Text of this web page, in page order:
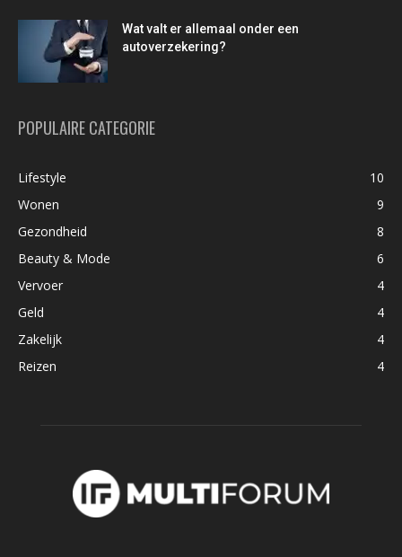
Wat valt er allemaal onder een
autoverzekering?
POPULAIRE CATEGORIE
Lifestyle
10
Wonen
9
Gezondheid
8
Beauty & Mode
6
Vervoer
4
Geld
4
Zakelijk
4
Reizen
4